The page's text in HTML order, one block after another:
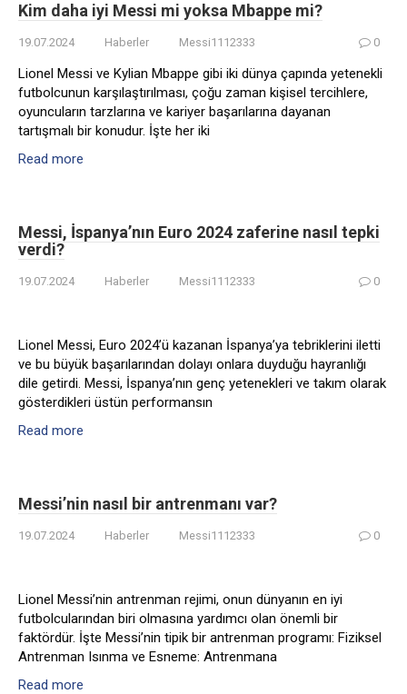
Kim daha iyi Messi mi yoksa Mbappe mi?
19.07.2024 Haberler Messi1112333 0
Lionel Messi ve Kylian Mbappe gibi iki dünya çapında yetenekli
futbolcunun karşılaştırılması, çoğu zaman kişisel tercihlere,
oyuncuların tarzlarına ve kariyer başarılarına dayanan
tartışmalı bir konudur. İşte her iki
Read more
Messi, İspanya’nın Euro 2024 zaferine nasıl tepki
verdi?
19.07.2024 Haberler Messi1112333 0
Lionel Messi, Euro 2024’ü kazanan İspanya’ya tebriklerini iletti
ve bu büyük başarılarından dolayı onlara duyduğu hayranlığı
dile getirdi. Messi, İspanya’nın genç yetenekleri ve takım olarak
gösterdikleri üstün performansın
Read more
Messi’nin nasıl bir antrenmanı var?
19.07.2024 Haberler Messi1112333 0
Lionel Messi’nin antrenman rejimi, onun dünyanın en iyi
futbolcularından biri olmasına yardımcı olan önemli bir
faktördür. İşte Messi’nin tipik bir antrenman programı: Fiziksel
Antrenman Isınma ve Esneme: Antrenmana
Read more